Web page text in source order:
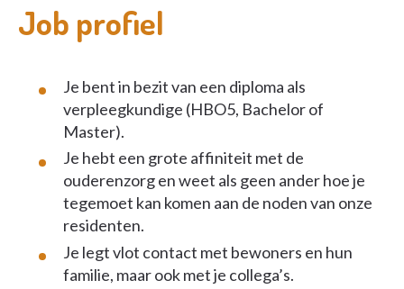
Job profiel
Je bent in bezit van een diploma als
verpleegkundige (HBO5, Bachelor of
Master).
Je hebt een grote affiniteit met de
ouderenzorg en weet als geen ander hoe je
tegemoet kan komen aan de noden van onze
residenten.
Je legt vlot contact met bewoners en hun
familie, maar ook met je collega’s.